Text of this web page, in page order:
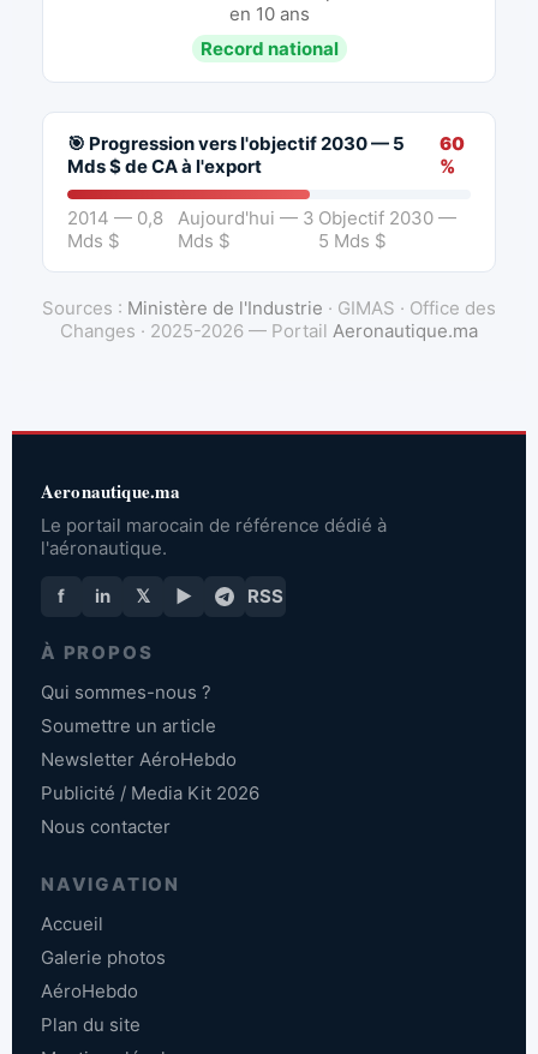
en 10 ans
Record national
🎯 Progression vers l'objectif 2030 — 5
Mds $ de CA à l'export
60
%
2014 — 0,8
Mds $
Aujourd'hui — 3
Mds $
Objectif 2030 —
5 Mds $
Sources : Ministère de l'Industrie · GIMAS · Office des
Changes · 2025-2026 — Portail Aeronautique.ma
Aeronautique.ma
Le portail marocain de référence dédié à
l'aéronautique.
f in 𝕏 ▶ RSS
À PROPOS
Qui sommes-nous ?
Soumettre un article
Newsletter AéroHebdo
Publicité / Media Kit 2026
Nous contacter
NAVIGATION
Accueil
Galerie photos
AéroHebdo
Plan du site